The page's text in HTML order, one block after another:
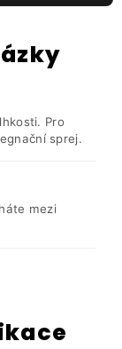
Pro
sprej.
mezi